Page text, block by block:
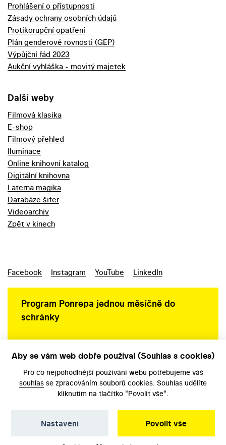
Prohlášení o přístupnosti
Zásady ochrany osobních údajů
Protikorupční opatření
Plán genderové rovnosti (GEP)
Výpůjční řád 2023
Aukční vyhláška - movitý majetek
Další weby
Filmová klasika
E-shop
Filmový přehled
Iluminace
Online knihovní katalog
Digitální knihovna
Laterna magika
Databáze šifer
Videoarchiv
Zpět v kinech
Facebook Instagram YouTube LinkedIn
Program Ponrepa jednou měsíčně do
schránky
Aby se vám web dobře používal (Souhlas s cookies)
Pro co nejpohodlnější používání webu potřebujeme váš
souhlas se zpracováním souborů cookies. Souhlas udělíte
kliknutím na tlačítko "Povolit vše".
Povolit vše
Nastavení